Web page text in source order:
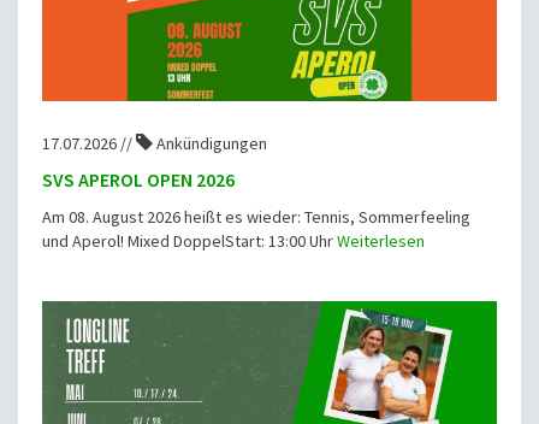
17.07.2026 // Ankündigungen
SVS APEROL OPEN 2026
Am 08. August 2026 heißt es wieder: Tennis, Sommerfeeling
und Aperol! Mixed DoppelStart: 13:00 UhrWeiterlesen